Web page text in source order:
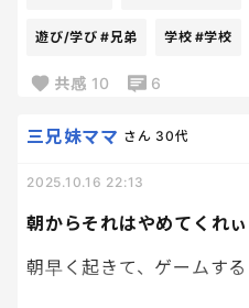
それで、私イライラする
遊びいく前に宿題終わら
ると遊ぶ時間がなくなるん
帰宅後に宿題が終わらな
遊び/学び #兄弟 学校 #学校
共感 10 6
朝からそれはやめてくれぃ
三兄妹ママ さん 30代
2025.10.16 22:13
朝早く起きて、ゲームす